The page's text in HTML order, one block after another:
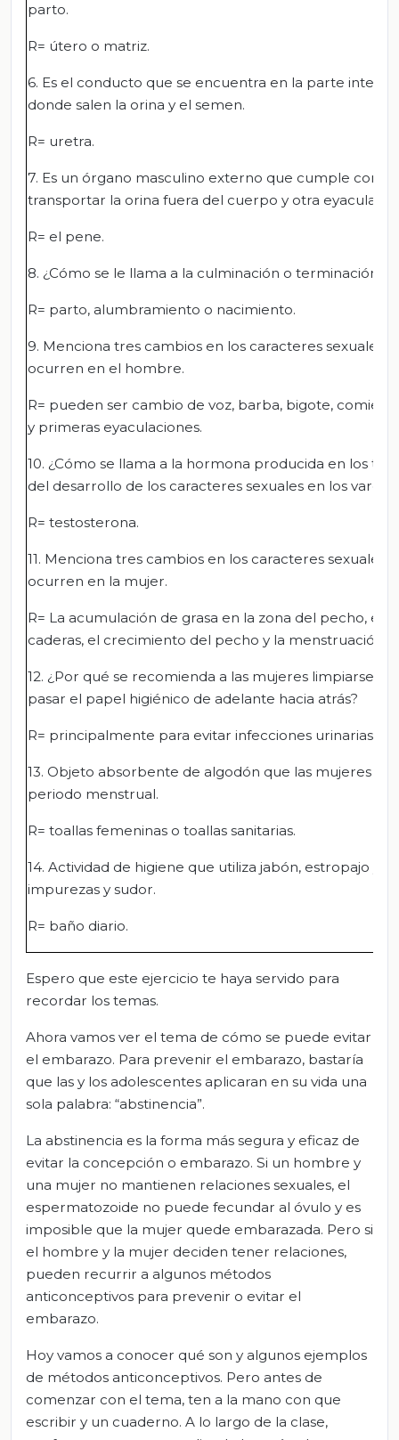
parto.
R= útero o matriz.
6. Es el conducto que se encuentra en la parte
donde salen la orina y el semen.
R= uretra.
7. Es un órgano masculino externo que cumple con
transportar la orina fuera del cuerpo y otra eyacular.
R= el pene.
8. ¿Cómo se le llama a la culminación o terminación
R= parto, alumbramiento o nacimiento.
9. Menciona tres cambios en los caracteres sexuales
ocurren en el hombre.
R= pueden ser cambio de voz, barba, bigote,
y primeras eyaculaciones.
10. ¿Cómo se llama a la hormona producida en los
del desarrollo de los caracteres sexuales en los
R= testosterona.
11. Menciona tres cambios en los caracteres sexuales
ocurren en la mujer.
R= La acumulación de grasa en la zona del pecho, el
caderas, el crecimiento del pecho y la menstruación.
12. ¿Por qué se recomienda a las mujeres limpiarse
pasar el papel higiénico de adelante hacia atrás?
R= principalmente para evitar infecciones urinarias.
13. Objeto absorbente de algodón que las mujeres
periodo menstrual.
R= toallas femeninas o toallas sanitarias.
14. Actividad de higiene que utiliza jabón, estropajo y
impurezas y sudor.
R= baño diario.
Espero que este ejercicio te haya servido para
recordar los temas.
Ahora vamos ver el tema de cómo se puede evitar
el embarazo. Para prevenir el embarazo, bastaría
que las y los adolescentes aplicaran en su vida una
sola palabra: “abstinencia”.
La abstinencia es la forma más segura y eficaz de
evitar la concepción o embarazo. Si un hombre y
una mujer no mantienen relaciones sexuales, el
espermatozoide no puede fecundar al óvulo y es
imposible que la mujer quede embarazada. Pero si
el hombre y la mujer deciden tener relaciones,
pueden recurrir a algunos métodos
anticonceptivos para prevenir o evitar el
embarazo.
Hoy vamos a conocer qué son y algunos ejemplos
de métodos anticonceptivos. Pero antes de
comenzar con el tema, ten a la mano con que
escribir y un cuaderno. A lo largo de la clase,